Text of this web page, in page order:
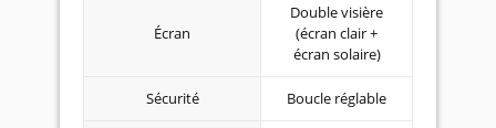
Écran
Double visière
(écran clair +
écran solaire)
Sécurité Boucle réglable